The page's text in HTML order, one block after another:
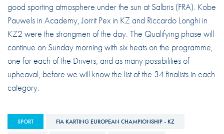
good sporting atmosphere under the sun at Salbris (FRA). Kobe
Pauwels in Academy, Jorrit Pex in KZ and Riccardo Longhi in
KZ2 were the strongmen of the day. The Qualifying phase will
continue on Sunday morning with six heats on the programme,
one for each of the Drivers, and as many possibilities of
upheaval, before we will know the list of the 34 finalists in each
category.
SPORT FIA KARTING EUROPEAN CHAMPIONSHIP - KZ